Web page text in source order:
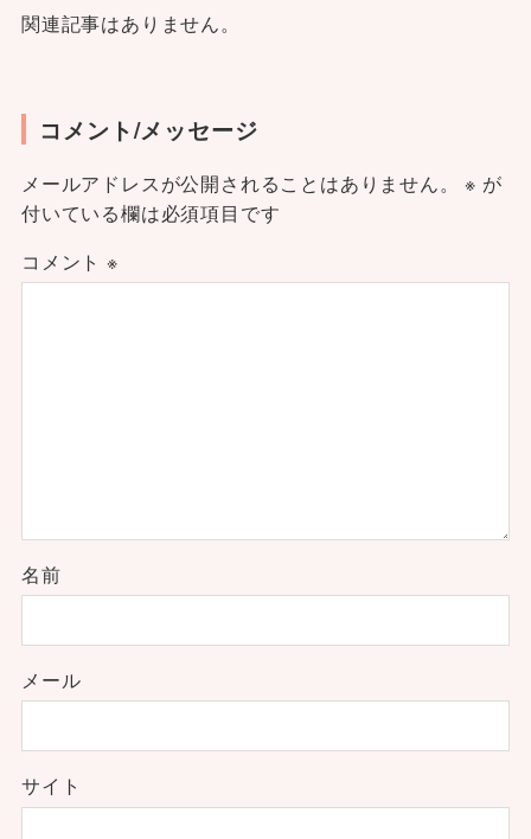
関連記事はありません。
コメント/メッセージ
メールアドレスが公開されることはありません。 ※ が
付いている欄は必須項目です
コメント ※
名前
メール
サイト